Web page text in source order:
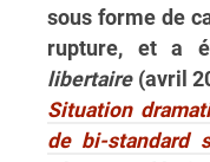
sous forme de
rupture, et a
libertaire(avril
Situation
de bi-standard